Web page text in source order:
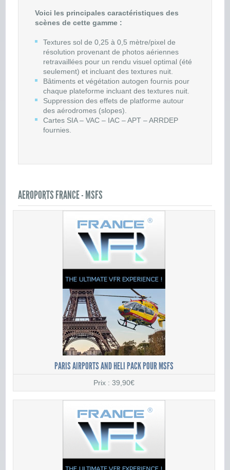
Voici les principales caractéristiques des
scènes de cette gamme :
Textures sol de 0,25 à 0,5 mètre/pixel de
résolution provenant de photos aériennes
retravaillées pour un rendu visuel optimal (été
seulement) et incluant des textures nuit.
Bâtiments et végétation autogen fournis pour
chaque plateforme incluant des textures nuit.
Suppression des effets de platforme autour
des aérodromes (slopes).
Cartes SIA – VAC – IAC – APT – ARRDEP
fournies.
AEROPORTS FRANCE - MSFS
PARIS AIRPORTS AND HELI PACK POUR MSFS
Prix : 39,90€